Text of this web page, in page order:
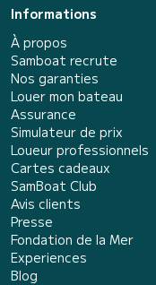
Informations
À propos
Samboat recrute
Nos garanties
Louer mon bateau
Assurance
Simulateur de prix
Loueur professionnels
Cartes cadeaux
SamBoat Club
Avis clients
Presse
Fondation de la Mer
Experiences
Blog